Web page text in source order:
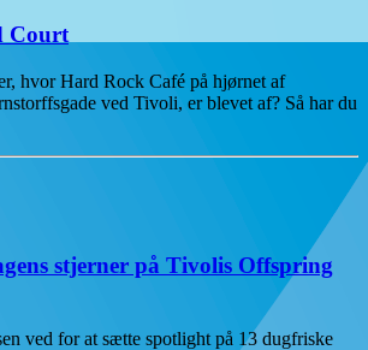
Court
hvor Hard Rock Café på hjørnet af
ved Tivoli, er blevet af? Så har du
stjerner på Tivolis Offspring
ved for at sætte spotlight på 13 dugfriske